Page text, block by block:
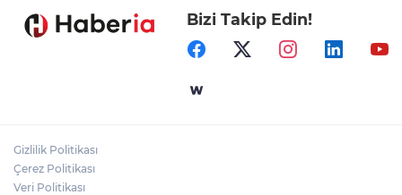
Ormanya’nın Atlas’ı yaban hayatına ışık
Bursa İnegöl'de Alanyurt Yüzme
Bizi Takip Edin!
Gizlilik Politikası
Çerez Politikası
Veri Politikası